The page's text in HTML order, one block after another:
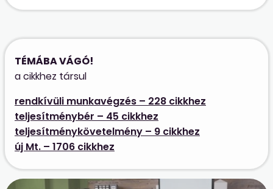
TÉMÁBA VÁGÓ!
a cikkhez társul
rendkívüli munkavégzés – 228 cikkhez
teljesítménybér – 45 cikkhez
teljesítménykövetelmény – 9 cikkhez
új Mt. – 1706 cikkhez